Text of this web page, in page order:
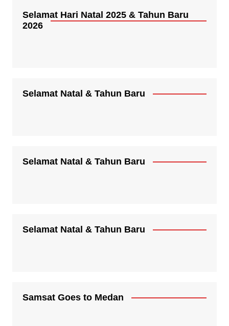
Selamat Hari Natal 2025 & Tahun Baru
2026
Selamat Natal & Tahun Baru
Selamat Natal & Tahun Baru
Selamat Natal & Tahun Baru
Samsat Goes to Medan